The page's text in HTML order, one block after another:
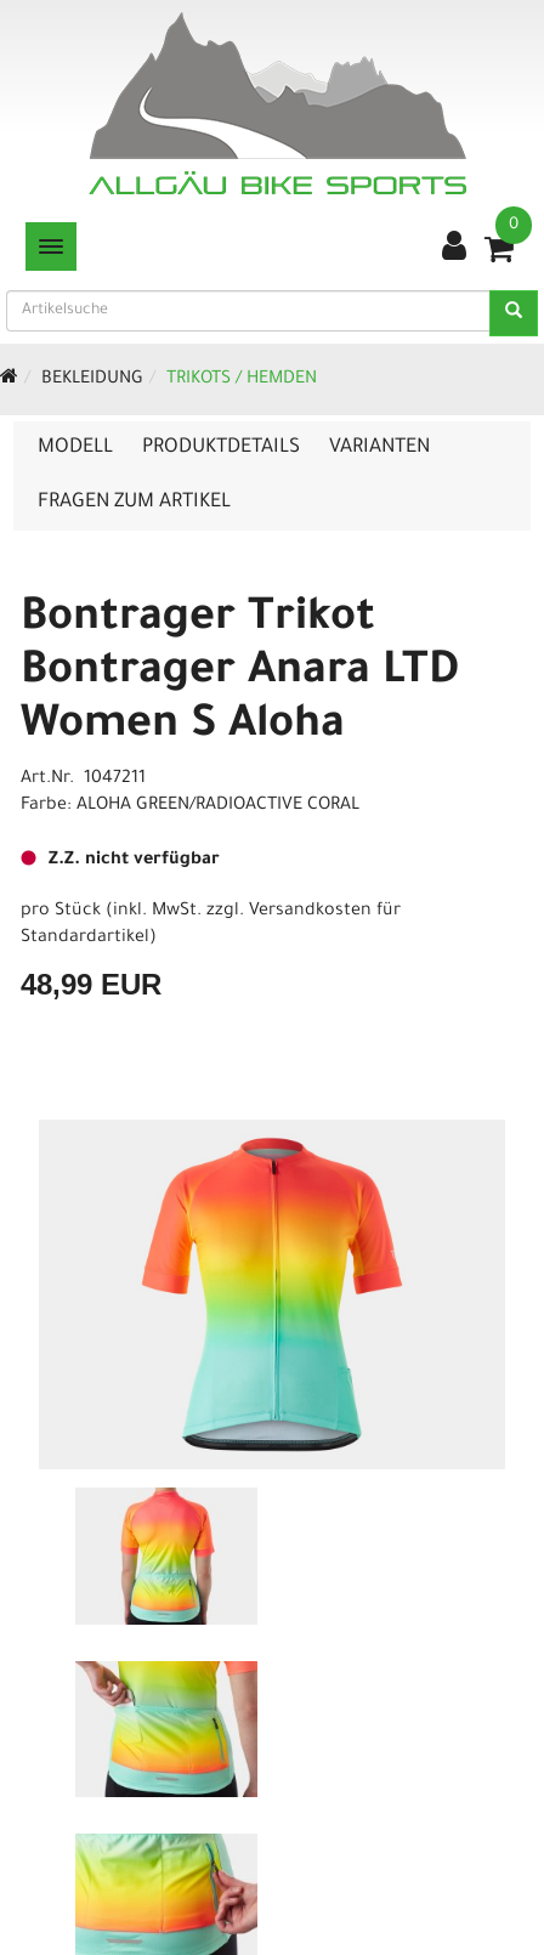
TOGGLE NAVIGATION
0
BEKLEIDUNG TRIKOTS / HEMDEN
MODELL PRODUKTDETAILS VARIANTEN
FRAGEN ZUM ARTIKEL
Bontrager Trikot
Bontrager Anara LTD
Women S Aloha
Art.Nr. 1047211
Farbe: ALOHA GREEN/RADIOACTIVE CORAL
Z.Z. nicht verfügbar
pro Stück (inkl. MwSt. zzgl. Versandkosten für
Standardartikel)
48,99 EUR